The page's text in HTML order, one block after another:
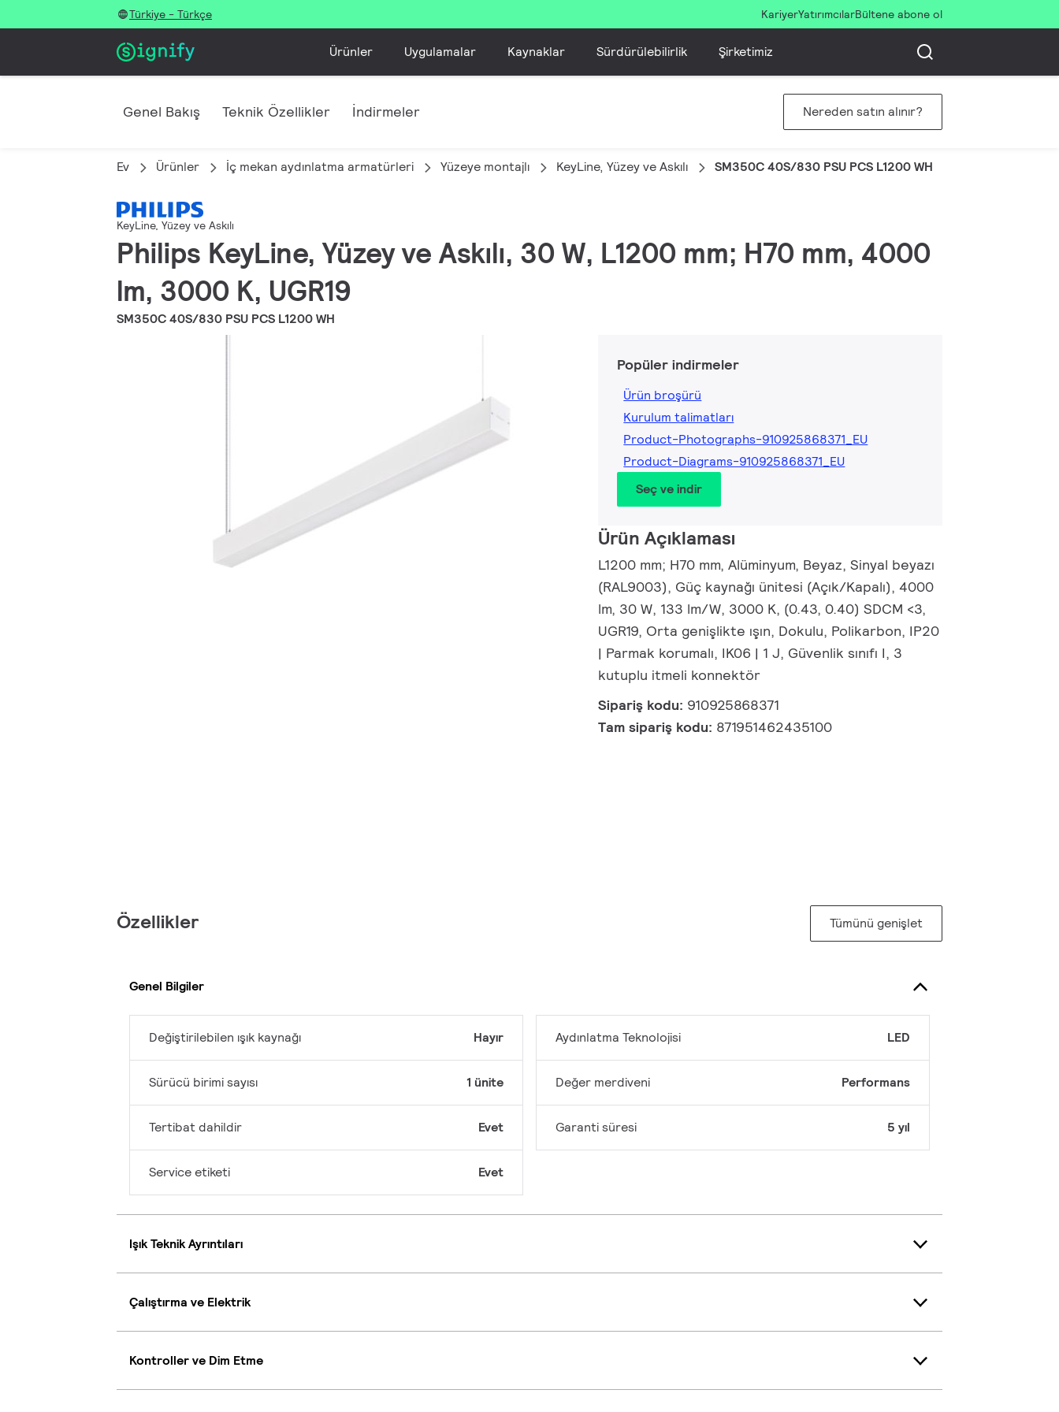
Türkiye - Türkçe KariyerYatırımcılarBültene abone ol
Ürünler Uygulamalar Kaynaklar Sürdürülebilirlik Şirketimiz
Genel Bakış Teknik Özellikler İndirmeler Nereden satın alınır?
Ev Ürünler İç mekan aydınlatma armatürleri Yüzeye montajlı KeyLine, Yüzey ve Askılı SM350C 40S/830 PSU PCS L1200 WH
KeyLine, Yüzey ve Askılı
Philips KeyLine, Yüzey ve Askılı, 30 W, L1200 mm; H70 mm, 4000
lm, 3000 K, UGR19
SM350C 40S/830 PSU PCS L1200 WH
Popüler indirmeler
Ürün broşürü
Kurulum talimatları
Product-Photographs-910925868371_EU
Product-Diagrams-910925868371_EU
Seç ve indir
Ürün Açıklaması
L1200 mm; H70 mm, Alüminyum, Beyaz, Sinyal beyazı
(RAL9003), Güç kaynağı ünitesi (Açık/Kapalı), 4000
lm, 30 W, 133 lm/W, 3000 K, (0.43, 0.40) SDCM <3,
UGR19, Orta genişlikte ışın, Dokulu, Polikarbon, IP20
| Parmak korumalı, IK06 | 1 J, Güvenlik sınıfı I, 3
kutuplu itmeli konnektör
Sipariş kodu: 910925868371
Tam sipariş kodu: 871951462435100
Özellikler Tümünü genişlet
Genel Bilgiler
Değiştirilebilen ışık kaynağı Hayır
Sürücü birimi sayısı 1 ünite
Tertibat dahildir Evet
Service etiketi Evet
Aydınlatma Teknolojisi LED
Değer merdiveni Performans
Garanti süresi 5 yıl
Işık Teknik Ayrıntıları
Çalıştırma ve Elektrik
Kontroller ve Dim Etme